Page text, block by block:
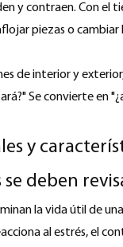
y contraen. Con el
piezas o cambiar
de interior y
Se convierte en
y
deben
la vida útil de
al estrés, el